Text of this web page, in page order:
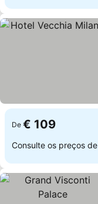
De € 109
Consulte os preços de